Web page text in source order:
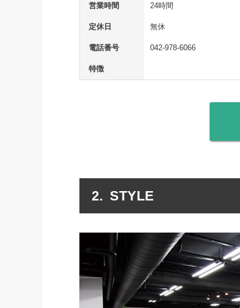
営業時間 24時間
定休日 無休
電話番号 042-978-6066
特徴
STYLE